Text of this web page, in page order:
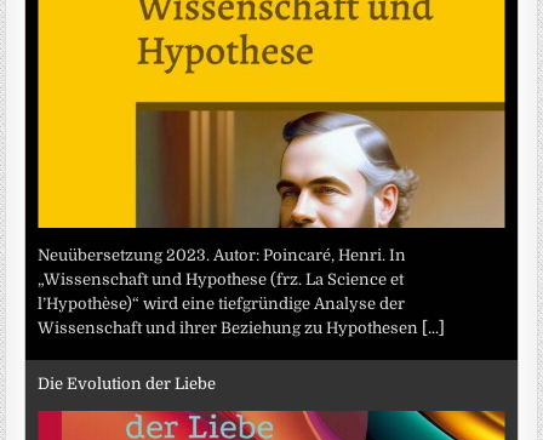
Neuübersetzung 2023. Autor: Poincaré, Henri. In
„Wissenschaft und Hypothese (frz. La Science et
l’Hypothèse)“ wird eine tiefgründige Analyse der
Wissenschaft und ihrer Beziehung zu Hypothesen
[...]
Die Evolution der Liebe